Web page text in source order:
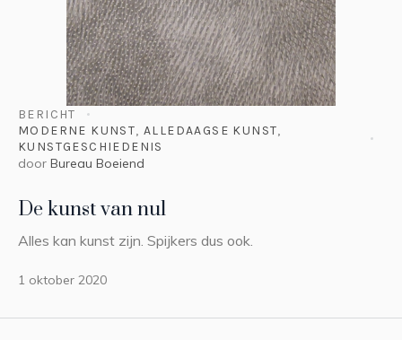
BERICHT
MODERNE KUNST,ALLEDAAGSE KUNST,
KUNSTGESCHIEDENIS
door Bureau Boeiend
De kunst van nul
Alles kan kunst zijn. Spijkers dus ook.
1 oktober 2020